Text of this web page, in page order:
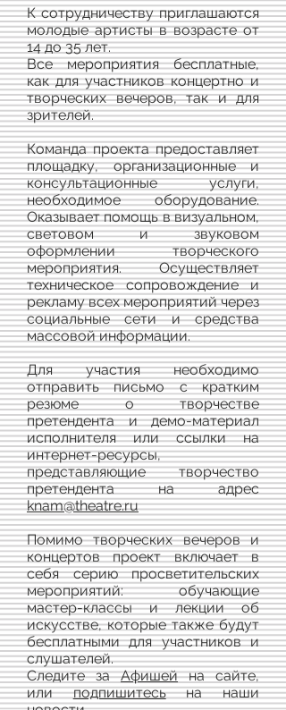
К сотрудничеству приглашаются
молодые артисты в возрасте от
14 до 35 лет.
Все мероприятия бесплатные,
как для участников концертно и
творческих вечеров, так и для
зрителей.
Команда проекта предоставляет
площадку, организационные и
консультационные услуги,
необходимое оборудование.
Оказывает помощь в визуальном,
световом и звуковом
оформлении творческого
мероприятия. Осуществляет
техническое сопровождение и
рекламу всех мероприятий через
социальные сети и средства
массовой информации.
Для участия необходимо
отправить письмо с кратким
резюме о творчестве
претендента и демо-материал
исполнителя или ссылки на
интернет-ресурсы,
представляющие творчество
претендента на адрес
knam@theatre.ru
Помимо творческих вечеров и
концертов проект включает в
себя серию просветительских
мероприятий: обучающие
мастер-классы и лекции об
искусстве, которые также будут
бесплатными для участников и
слушателей.
Следите заАфишейна сайте,
илиподпишитесьна наши